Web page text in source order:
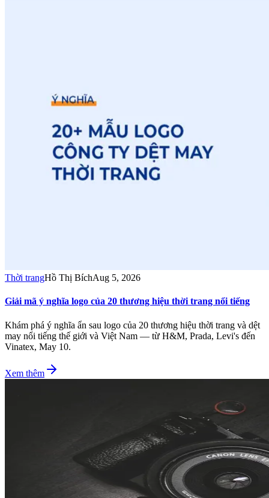
Thời trangHồ Thị BíchAug 5, 2026
Giải mã ý nghĩa logo của 20 thương hiệu thời trang nổi tiếng
Khám phá ý nghĩa ẩn sau logo của 20 thương hiệu thời trang và dệt
may nổi tiếng thế giới và Việt Nam — từ H&M, Prada, Levi's đến
Vinatex, May 10.
Xem thêm